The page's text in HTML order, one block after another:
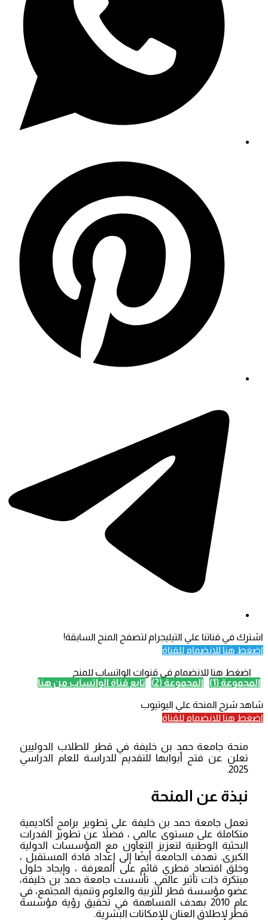
اشترك في قناتنا علي التيليجرام لتصفح المنح السابقة!
اضغط هنا للانضمام للقناة
اضغط هنا للانضمام في قنوات الواتساب للمنح
المجموعة (1)
المجموعة (2) تابع قناة الواتساب من هنا
شاهد شرح المنحة علي اليوتيوب
اضغط هنا للانضمام للقناة
منحة جامعة حمد بن خليفة في قطر للطلاب الدوليين
تعلن عن فتح أبوابها للتقديم للدراسة للعام الدراسي
2025.
نبذة عن المنحة
تعمل جامعة حمد بن خليفة على تطوير برامج أكاديمية
متكاملة على مستوى عالمي ، فضلاً عن تطوير القدرات
البحثية الوطنية لتعزيز التعاون مع المؤسسات الدولية
الكبرى. تهدف الجامعة أيضًا إلى إعداد قادة المستقبل ،
وخلق اقتصاد قطري قائم على المعرفة ، وإيجاد حلول
مبتكرة ذات تأثير عالمي. تأسست جامعة حمد بن خليفة،
عضو مؤسسة قطر للتربية والعلوم وتنمية المجتمع، في
عام 2010 بهدف المساهمة في تحقيق رؤية مؤسسة
قطر لإطلاق العنان للإمكانات البشرية.